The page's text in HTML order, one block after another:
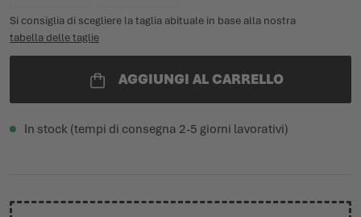
Si consiglia di scegliere la taglia abituale in base alla nostra
tabella delle taglie
AGGIUNGI AL CARRELLO
In stock (tempi di consegna 2-5 giorni lavorativi)